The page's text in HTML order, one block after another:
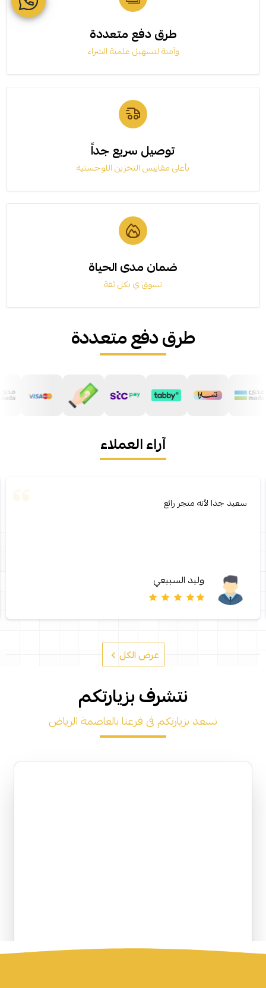
طرق دفع متعددة
وآمنة لتسهيل علمية الشراء
توصيل سريع جداً
بأعلى مقاييس التخزين اللوجستية
ضمان مدى الحياة
تسوق ي بكل ثقة
طرق دفع متعددة
آراء العملاء
سعيد جدا لأنه متجر رائع
وليد السبيعي
عرض الكل
نتشرف بزيارتكم
نسعد بزيارتكم فى فرعنا بالعاصمة الرياض